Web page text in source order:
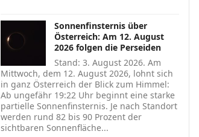
Sonnenfinsternis über
Österreich: Am 12. August
2026 folgen die Perseiden
Stand: 3. August 2026. Am
Mittwoch, dem 12. August 2026, lohnt sich
in ganz Österreich der Blick zum Himmel:
Ab ungefähr 19:22 Uhr beginnt eine starke
partielle Sonnenfinsternis. Je nach Standort
werden rund 82 bis 90 Prozent der
sichtbaren Sonnenfläche...